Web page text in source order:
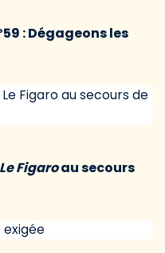
: Dégageons les
Le Figaroau secours